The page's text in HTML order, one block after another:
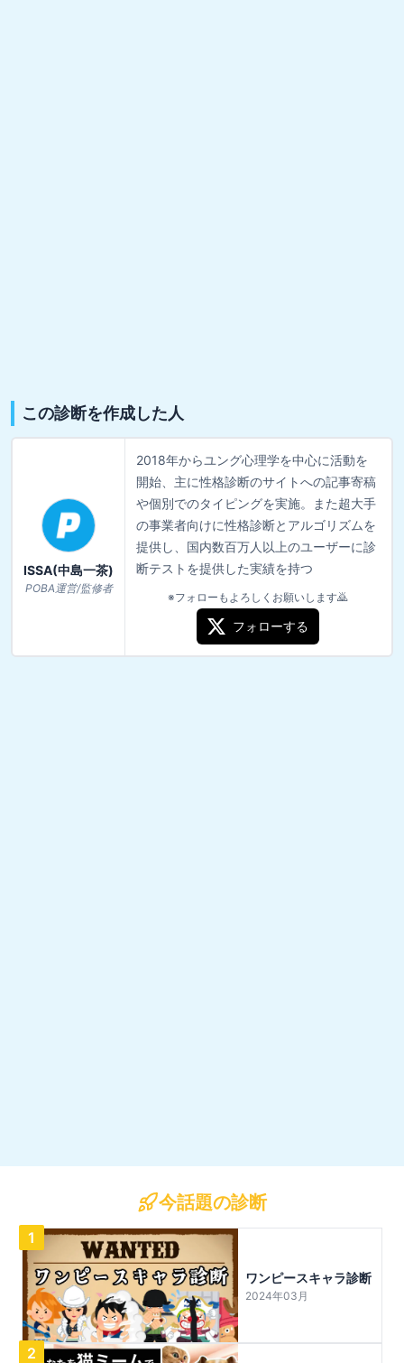
この診断を作成した人
ISSA(中島一茶)
POBA運営/監修者
2018年からユング心理学を中心に活動を
開始、主に性格診断のサイトへの記事寄稿
や個別でのタイピングを実施。また超大手
の事業者向けに性格診断とアルゴリズムを
提供し、国内数百万人以上のユーザーに診
断テストを提供した実績を持つ
※フォローもよろしくお願いします🙇
フォローする
今話題の診断
1
ワンピースキャラ診断
2024年03月
2